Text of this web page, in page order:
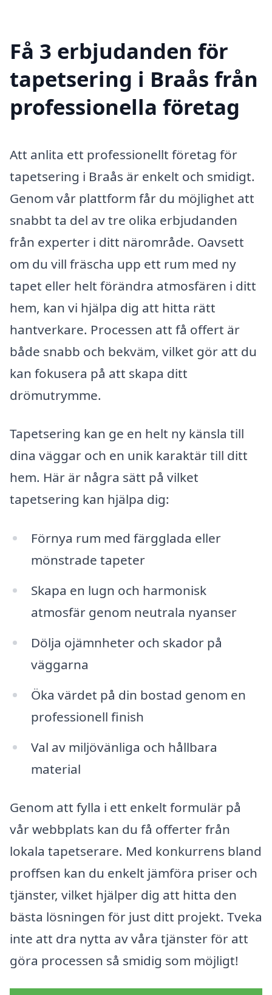
Få 3 erbjudanden för
tapetsering i Braås från
professionella företag
Att anlita ett professionellt företag för
tapetsering i Braås är enkelt och smidigt.
Genom vår plattform får du möjlighet att
snabbt ta del av tre olika erbjudanden
från experter i ditt närområde. Oavsett
om du vill fräscha upp ett rum med ny
tapet eller helt förändra atmosfären i ditt
hem, kan vi hjälpa dig att hitta rätt
hantverkare. Processen att få offert är
både snabb och bekväm, vilket gör att du
kan fokusera på att skapa ditt
drömutrymme.
Tapetsering kan ge en helt ny känsla till
dina väggar och en unik karaktär till ditt
hem. Här är några sätt på vilket
tapetsering kan hjälpa dig:
Förnya rum med färgglada eller
mönstrade tapeter
Skapa en lugn och harmonisk
atmosfär genom neutrala nyanser
Dölja ojämnheter och skador på
väggarna
Öka värdet på din bostad genom en
professionell finish
Val av miljövänliga och hållbara
material
Genom att fylla i ett enkelt formulär på
vår webbplats kan du få offerter från
lokala tapetserare. Med konkurrens bland
proffsen kan du enkelt jämföra priser och
tjänster, vilket hjälper dig att hitta den
bästa lösningen för just ditt projekt. Tveka
inte att dra nytta av våra tjänster för att
göra processen så smidig som möjligt!